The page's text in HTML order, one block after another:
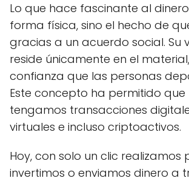
Lo que hace fascinante al
forma física, sino el hecho de
gracias a un acuerdo social. Su
reside únicamente en el
confianza que las personas
Este concepto ha permitido que
tengamos transacciones
virtuales e incluso criptoactivos.
Hoy, con solo un clic realizamos
invertimos o enviamos dinero a